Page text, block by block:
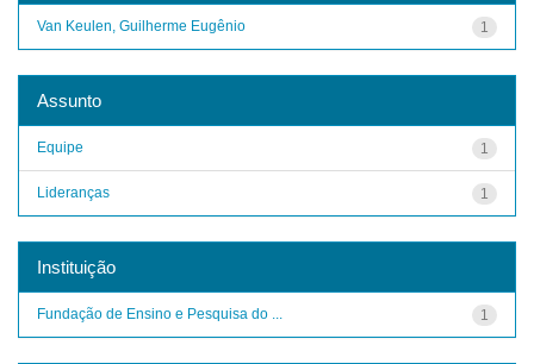
1
Van Keulen, Guilherme Eugênio
Assunto
1
Equipe
1
Lideranças
Instituição
1
Fundação de Ensino e Pesquisa do ...